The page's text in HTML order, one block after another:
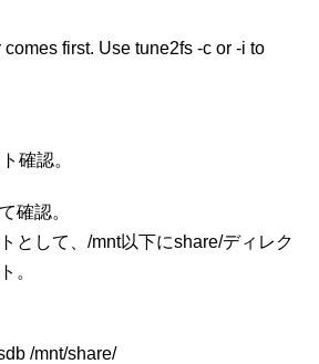
first. Use tune2fs -c or -i to
確認。
認。
して、/mnt以下にshare/ディレク
。
/mnt/share/